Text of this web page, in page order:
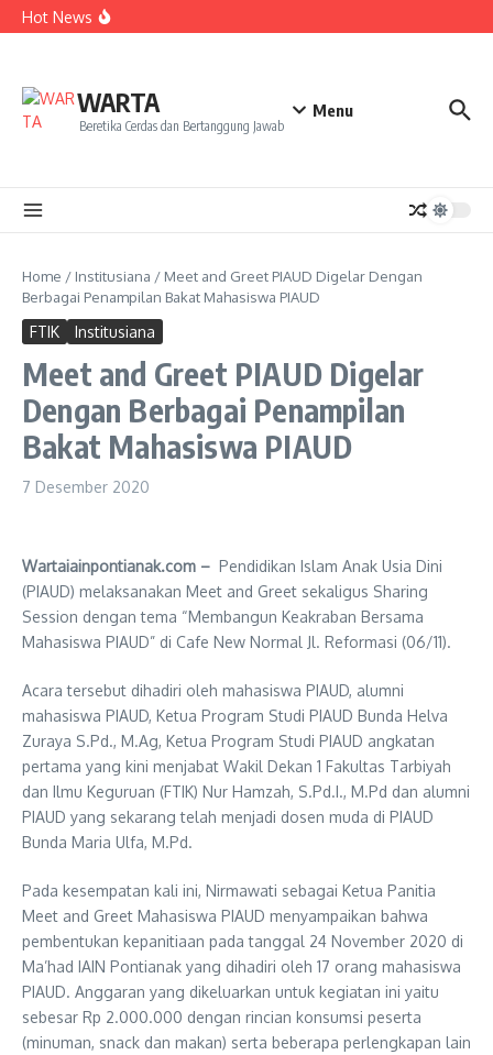
Lewati ke konten
Hot News
ke NCC 4 Bali
Sukseskan Kerja Bakti di Anjungan Melancar
WARTA
Beretika Cerdas dan Bertanggung Jawab
Menu
Home / Institusiana / Meet and Greet PIAUD Digelar Dengan
Berbagai Penampilan Bakat Mahasiswa PIAUD
FTIK Institusiana
Meet and Greet PIAUD Digelar
Dengan Berbagai Penampilan
Bakat Mahasiswa PIAUD
7 Desember 2020
Wartaiainpontianak.com – Pendidikan Islam Anak Usia Dini
(PIAUD) melaksanakan Meet and Greet sekaligus Sharing
Session dengan tema “Membangun Keakraban Bersama
Mahasiswa PIAUD” di Cafe New Normal Jl. Reformasi (06/11).
Acara tersebut dihadiri oleh mahasiswa PIAUD, alumni
mahasiswa PIAUD, Ketua Program Studi PIAUD Bunda Helva
Zuraya S.Pd., M.Ag, Ketua Program Studi PIAUD angkatan
pertama yang kini menjabat Wakil Dekan 1 Fakultas Tarbiyah
dan Ilmu Keguruan (FTIK) Nur Hamzah, S.Pd.I., M.Pd dan alumni
PIAUD yang sekarang telah menjadi dosen muda di PIAUD
Bunda Maria Ulfa, M.Pd.
Pada kesempatan kali ini, Nirmawati sebagai Ketua Panitia
Meet and Greet Mahasiswa PIAUD menyampaikan bahwa
pembentukan kepanitiaan pada tanggal 24 November 2020 di
Ma’had IAIN Pontianak yang dihadiri oleh 17 orang mahasiswa
PIAUD. Anggaran yang dikeluarkan untuk kegiatan ini yaitu
sebesar Rp 2.000.000 dengan rincian konsumsi peserta
(minuman, snack dan makan) serta beberapa perlengkapan lain